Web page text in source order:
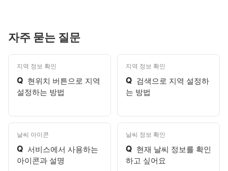
자주 묻는 질문
지역 정보 확인
Q 현위치 버튼으로 지역
설정하는 방법
지역 정보 확인
Q 검색으로 지역 설정하
는 방법
날씨 아이콘
Q 서비스에서 사용하는
아이콘과 설명
날씨 정보 확인
Q 현재 날씨 정보를 확인
하고 싶어요